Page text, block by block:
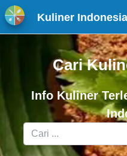
Kuliner Indonesia
Cari
Info Kuliner